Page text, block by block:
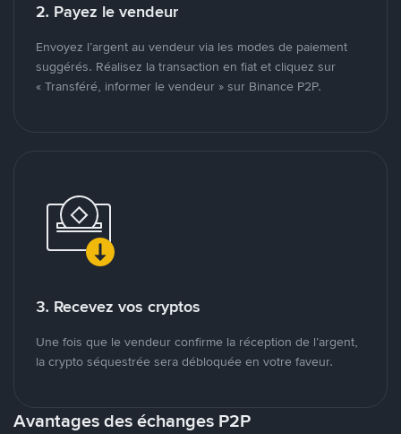
2. Payez le vendeur
Envoyez l’argent au vendeur via les modes de paiement
suggérés. Réalisez la transaction en fiat et cliquez sur
« Transféré, informer le vendeur » sur Binance P2P.
3. Recevez vos cryptos
Une fois que le vendeur confirme la réception de l’argent,
la crypto séquestrée sera débloquée en votre faveur.
Avantages des échanges P2P